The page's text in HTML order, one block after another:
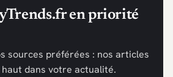
en priorité
sources préférées : nos articles
dans votre actualité.